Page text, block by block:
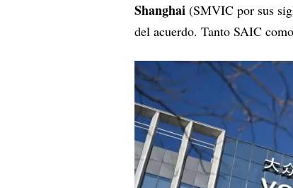
Shanghai (SMVIC por sus
del acuerdo. Tanto SAIC